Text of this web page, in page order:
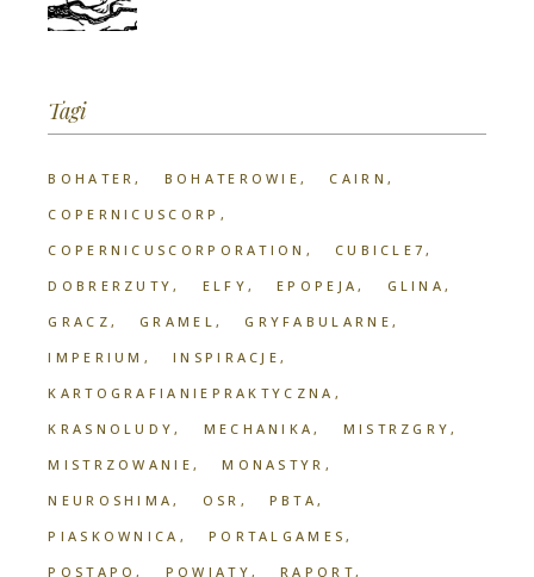
Tagi
BOHATER BOHATEROWIE
CAIRN
COPERNICUSCORP
COPERNICUSCORPORATION
CUBICLE7
DOBRERZUTY
ELFY EPOPEJA
GLINA
GRACZ
GRAMEL
GRYFABULARNE
IMPERIUM
INSPIRACJE
KARTOGRAFIANIEPRAKTYCZNA
KRASNOLUDY
MECHANIKA
MISTRZGRY
MISTRZOWANIE
MONASTYR
NEUROSHIMA
OSR
PBTA
PIASKOWNICA
PORTALGAMES
POSTAPO
POWIATY RAPORT